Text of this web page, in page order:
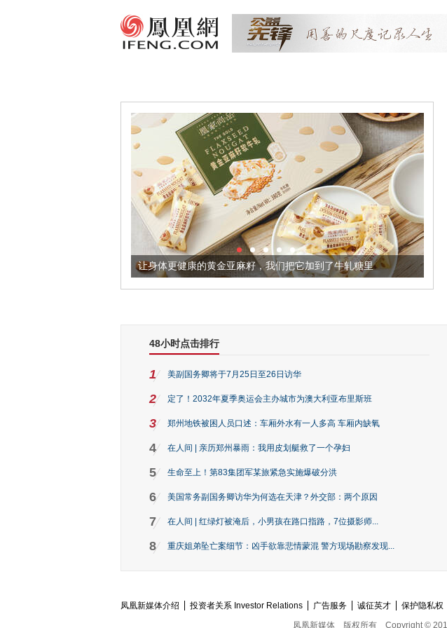
让身体更健康的黄金亚麻籽，我们把它加到了牛轧糖里 被
48小时点击排行
1 美副国务卿将于7月25日至26日访华
2 定了！2032年夏季奥运会主办城市为澳大利亚布里斯班
3 郑州地铁被困人员口述：车厢外水有一人多高 车厢内缺氧
4 在人间 | 亲历郑州暴雨：我用皮划艇救了一个孕妇
5 生命至上！第83集团军某旅紧急实施爆破分洪
6 美国常务副国务卿访华为何选在天津？外交部：两个原因
7 在人间 | 红绿灯被淹后，小男孩在路口指路，7位摄影师...
8 重庆姐弟坠亡案细节：凶手欲靠悲情蒙混 警方现场勘察发现...
凤凰新媒体介绍 投资者关系 Investor Relations 广告服务 诚征英才 保护隐私权
凤凰新媒体
版权所有 Copyright ©